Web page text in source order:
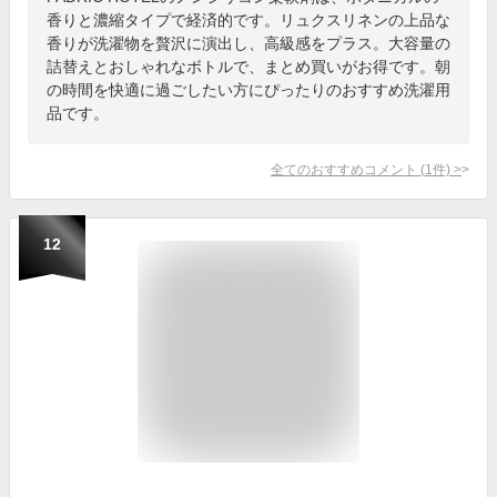
香りと濃縮タイプで経済的です。リュクスリネンの上品な
香りが洗濯物を贅沢に演出し、高級感をプラス。大容量の
詰替えとおしゃれなボトルで、まとめ買いがお得です。朝
の時間を快適に過ごしたい方にぴったりのおすすめ洗濯用
品です。
全てのおすすめコメント (1 件) >
12